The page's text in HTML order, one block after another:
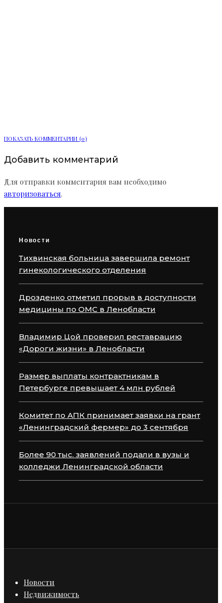
ПОКАЗАТЬ КОММЕНТАРИИ (0)
Добавить комментарий
Для отправки комментария вам необходимо
авторизоваться.
Новости
Тихвинская больница завершила ремонт
гинекологического отделения
Дрозденко отметил прорыв в доступности
медицины по ОМС в Ленобласти
Владимир Цой проверил реставрацию
«Дороги жизни» в Ленобласти
Размер выплаты контрактникам в
Петербурге превышает 4 млн рублей
Комитет по АПК принимает заявки на грант
«Ленинградский фермер» до 3 сентября
Более 90 тыс. заявлений подали в вузы и
колледжи Ленинградской области
Новости
Недвижимость